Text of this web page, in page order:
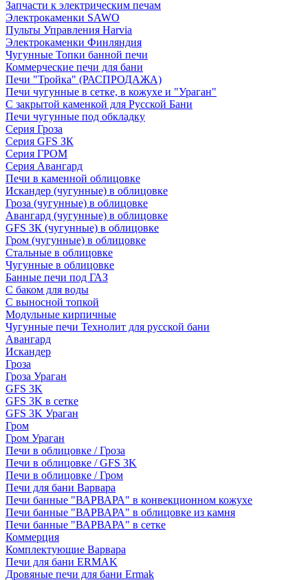
Запчасти к электрическим печам
Электрокаменки SAWO
Пульты Управления Harvia
Электрокаменки Финляндия
Чугунные Топки банной печи
Коммерческие печи для бани
Печи "Тройка" (РАСПРОДАЖА)
Печи чугунные в сетке, в кожухе и "Ураган"
С закрытой каменкой для Русской Бани
Печи чугунные под обкладку
Серия Гроза
Серия GFS ЗК
Серия ГРОМ
Серия Авангард
Печи в каменной облицовке
Искандер (чугунные) в облицовке
Гроза (чугунные) в облицовке
Авангард (чугунные) в облицовке
GFS ЗК (чугунные) в облицовке
Гром (чугунные) в облицовке
Стальные в облицовке
Чугунные в облицовке
Банные печи под ГАЗ
С баком для воды
С выносной топкой
Модульные кирпичные
Чугунные печи Технолит для русской бани
Авангард
Искандер
Гроза
Гроза Ураган
GFS 3K
GFS 3K в сетке
GFS 3K Ураган
Гром
Гром Ураган
Печи в облицовке / Гроза
Печи в облицовке / GFS 3K
Печи в облицовке / Гром
Печи для бани Варвара
Печи банные "ВАРВАРА" в конвекционном кожухе
Печи банные "ВАРВАРА" в облицовке из камня
Печи банные "ВАРВАРА" в сетке
Коммерция
Комплектующие Варвара
Печи для бани ERMAK
Дровяные печи для бани Ermak